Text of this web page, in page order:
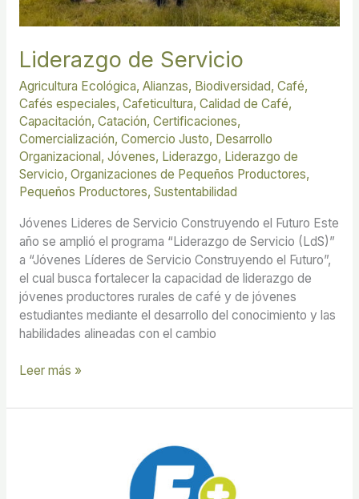
Liderazgo de Servicio
Agricultura Ecológica, Alianzas, Biodiversidad, Café,
Cafés especiales, Cafeticultura, Calidad de Café,
Capacitación, Catación, Certificaciones,
Comercialización, Comercio Justo, Desarrollo
Organizacional, Jóvenes, Liderazgo, Liderazgo de
Servicio, Organizaciones de Pequeños Productores,
Pequeños Productores, Sustentabilidad
Jóvenes Lideres de Servicio Construyendo el Futuro Este
año se amplió el programa “Liderazgo de Servicio (LdS)”
a “Jóvenes Líderes de Servicio Construyendo el Futuro”,
el cual busca fortalecer la capacidad de liderazgo de
jóvenes productores rurales de café y de jóvenes
estudiantes mediante el desarrollo del conocimiento y las
habilidades alineadas con el cambio
Leer más »